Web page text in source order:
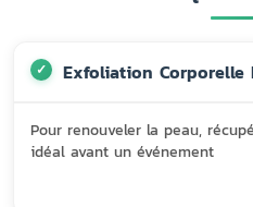
Exfoliation Corporelle
Pour renouveler la peau,
idéal avant un événement